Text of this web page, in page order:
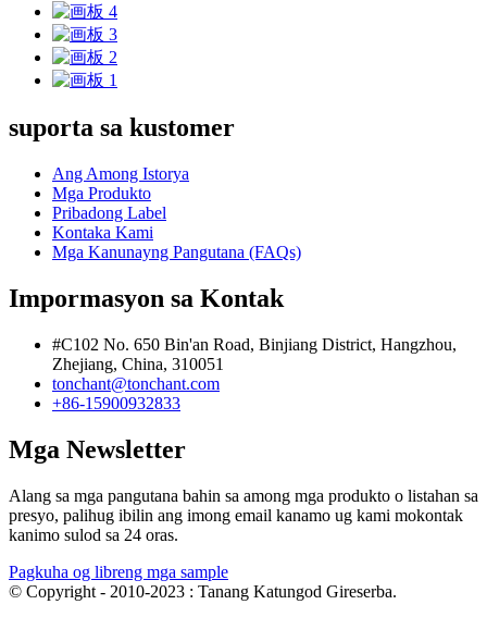
suporta sa kustomer
Ang Among Istorya
Mga Produkto
Pribadong Label
Kontaka Kami
Mga Kanunayng Pangutana (FAQs)
Impormasyon sa Kontak
#C102 No. 650 Bin'an Road, Binjiang District, Hangzhou,
Zhejiang, China, 310051
tonchant@tonchant.com
+86-15900932833
Mga Newsletter
Alang sa mga pangutana bahin sa among mga produkto o listahan sa
presyo, palihug ibilin ang imong email kanamo ug kami mokontak
kanimo sulod sa 24 oras.
Pagkuha og libreng mga sample
© Copyright - 2010-2023 : Tanang Katungod Gireserba.